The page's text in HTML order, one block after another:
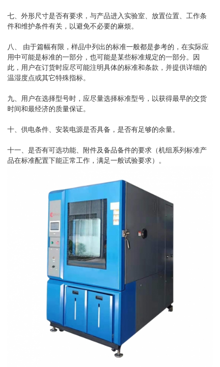
七、外形尺寸是否有要求，与产品进入实验室、放置位置、工作条
件和维护条件有关，以避免不必要的麻烦。
八、 由于篇幅有限，样品中列出的标准一般都是参考的，在实际应
用中可能是标准的一部分，也可能是某些标准规定的一部分。因
此，用户在订货时应尽可能注明具体的标准和条款，并提供详细的
温湿度点或其它特殊指标。
九、用户在选择型号时，应尽量选择标准型号，以获得最早的交货
时间和最经济的质量保证。
十、供电条件、安装电源是否具备，是否有足够的余量。
十一、是否有可选功能、附件及备品备件的要求（机组系列标准产
品在标准配置下能正常工作，满足一般试验要求）。